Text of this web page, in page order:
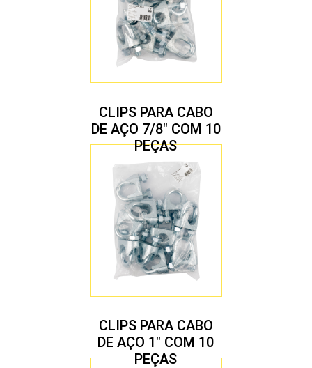
CLIPS PARA CABO
DE AÇO 7/8″ COM 10
PEÇAS
CLIPS PARA CABO
DE AÇO 1″ COM 10
PEÇAS